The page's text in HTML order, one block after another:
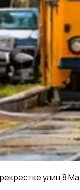
улиц 8